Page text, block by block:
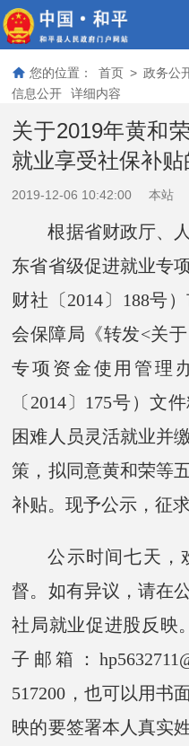
您的位置： 首页 > 政务公
信息公开
详细内容
关于2019年黄和
就业享受社保补贴
2019-12-06 10:42:00 本站
根据省财政厅、
东省省级促进就业专
财社〔2014〕188号
会保障局《转发<关
专项资金使用管理
〔2014〕175号）文
困难人员灵活就业并
策，拟同意黄和荣等
补贴。现予公示，征
公示时间七天，
督。如有异议，请在
社局就业促进股反映
子邮箱：
517200，也可以用书
映的要签署本人真实